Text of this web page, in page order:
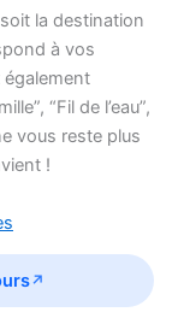
la destination
à vos
“Fil de l’eau”,
vous reste plus
!